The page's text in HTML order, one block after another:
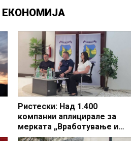
ЕКОНОМИЈА
Ристески: Над 1.400
компании аплицирале за
мерката „Вработување и
раст“, во Делчево 44 фирми